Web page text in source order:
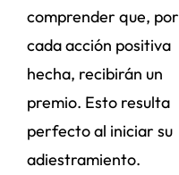
comprender que, por
cada acción positiva
hecha, recibirán un
premio. Esto resulta
perfecto al iniciar su
adiestramiento.